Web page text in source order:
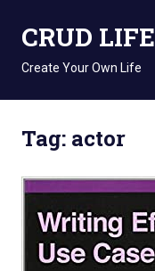
CRUD LIFE
Create Your Own Life
Tag: actor